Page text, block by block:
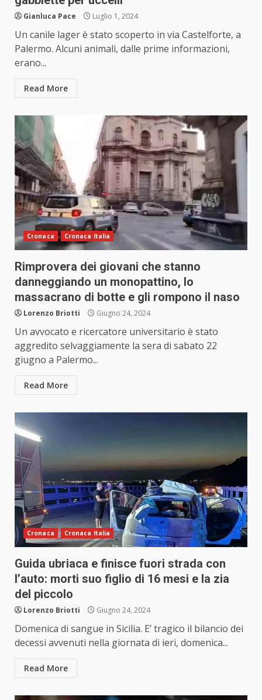
Gianluca Pace Luglio 1, 2024
Un canile lager è stato scoperto in via Castelforte, a
Palermo. Alcuni animali, dalle prime informazioni,
erano...
Read More
Cronaca Cronaca Italia
Rimprovera dei giovani che stanno
danneggiando un monopattino, lo
massacrano di botte e gli rompono il naso
Lorenzo Briotti Giugno 24, 2024
Un avvocato e ricercatore universitario è stato
aggredito selvaggiamente la sera di sabato 22
giugno a Palermo...
Read More
Cronaca Cronaca Italia
Guida ubriaca e finisce fuori strada con
l’auto: morti suo figlio di 16 mesi e la zia
del piccolo
Lorenzo Briotti Giugno 24, 2024
Domenica di sangue in Sicilia. E’ tragico il bilancio dei
decessi avvenuti nella giornata di ieri, domenica...
Read More